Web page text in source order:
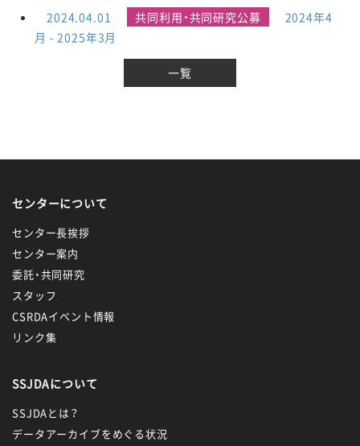
2024.04.01
共同利用・共同研究公募
2024年4
月 - 2025年3月
一覧
センターについて
センター長挨拶
センター案内
委託・共同研究
スタッフ
CSRDAイベント情報
リンク集
SSJDAについて
SSJDAとは？
データアーカイブをめぐる状況